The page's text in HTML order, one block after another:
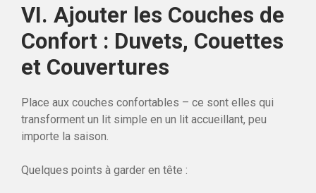
VI. Ajouter les Couches de
Confort : Duvets, Couettes
et Couvertures
Place aux couches confortables – ce sont elles qui
transforment un lit simple en un lit accueillant, peu
importe la saison.
Quelques points à garder en tête :